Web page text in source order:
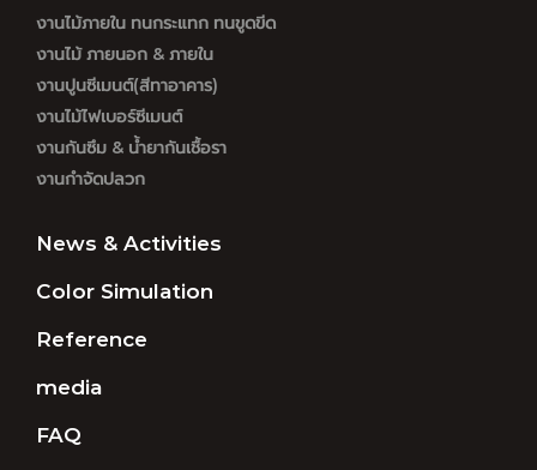
งานไม้ภายใน ทนกระแทก ทนขูดขีด
งานไม้ ภายนอก & ภายใน
งานปูนซีเมนต์(สีทาอาคาร)
งานไม้ไฟเบอร์ซีเมนต์
งานกันซึม & น้ำยากันเชื้อรา
งานกำจัดปลวก
News & Activities
Color Simulation
Reference
media
FAQ